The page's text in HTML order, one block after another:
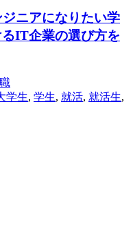
ニアになりたい学
IT企業の選び方を
学生, 学生, 就活, 就活生,